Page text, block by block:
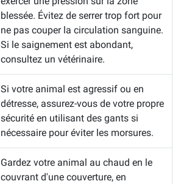
blessée. Évitez de serrer trop fort pour
ne pas couper la circulation sanguine.
Si le saignement est abondant,
consultez un vétérinaire.
Si votre animal est agressif ou en
détresse, assurez-vous de votre propre
sécurité en utilisant des gants si
nécessaire pour éviter les morsures.
Gardez votre animal au chaud en le
couvrant d'une couverture, en